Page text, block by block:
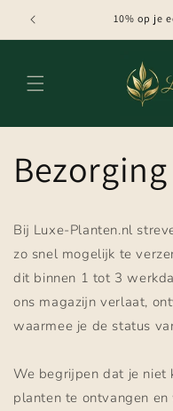
naar de
content
10% op je
Bezorging
Bij Luxe-Planten.nl
zo snel mogelijk te
dit binnen 1 tot 3
ons magazijn verlaat,
waarmee je de status
We begrijpen dat je niet
planten te ontvangen